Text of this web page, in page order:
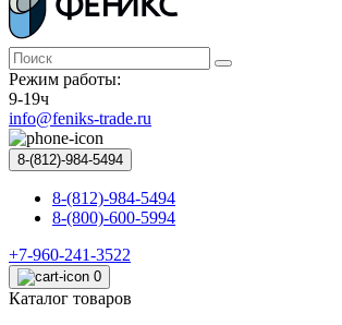
Режим работы:
9-19ч
info@feniks-trade.ru
8-(812)-984-5494
8-(812)-984-5494
8-(800)-600-5994
+7-960-241-3522
0
Каталог товаров